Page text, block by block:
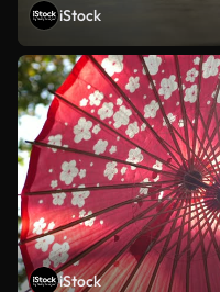
iStock
iStock